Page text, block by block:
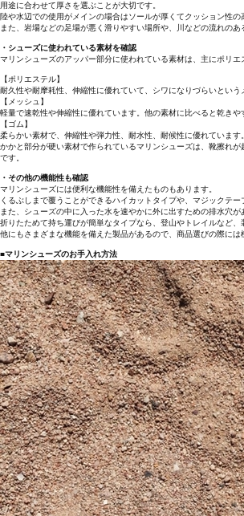
用途に合わせて厚さを選ぶことが大切です。
陸や水辺での使用がメインの場合はソールが厚くてクッション性
また、岩場などの足場が悪く滑りやすい場所や、川などの流れの
・シューズに使われている素材を確認
マリンシューズのアッパー部分に使われている素材は、主にポリ
【ポリエステル】
耐久性や耐摩耗性、伸縮性に優れていて、シワになりづらいという
【メッシュ】
軽量で速乾性や伸縮性に優れています。他の素材に比べると乾き
【ゴム】
柔らかい素材で、伸縮性や弾力性、耐水性、耐候性に優れています。
かかと部分が硬い素材で作られているマリンシューズは、靴擦れ
です。
・その他の機能性も確認
マリンシューズには便利な機能性を備えたものもあります。
くるぶしまで覆うことができるハイカットタイプや、マジックテ
また、シューズの中に入った水を速やかに外に出すための排水穴
折りたためて持ち運びが簡単なタイプなら、登山やトレイルなど
他にもさまざまな機能を備えた製品があるので、商品選びの際に
■マリンシューズのお手入れ方法